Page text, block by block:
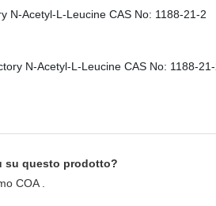
su questo prodotto?
COA .